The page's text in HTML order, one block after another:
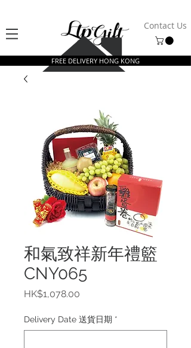
Contact Us
FREE DELIVERY HONG KONG
和氣致祥新年禮籃
CNY065
HK$1,078.00
Delivery Date 送貨日期 *